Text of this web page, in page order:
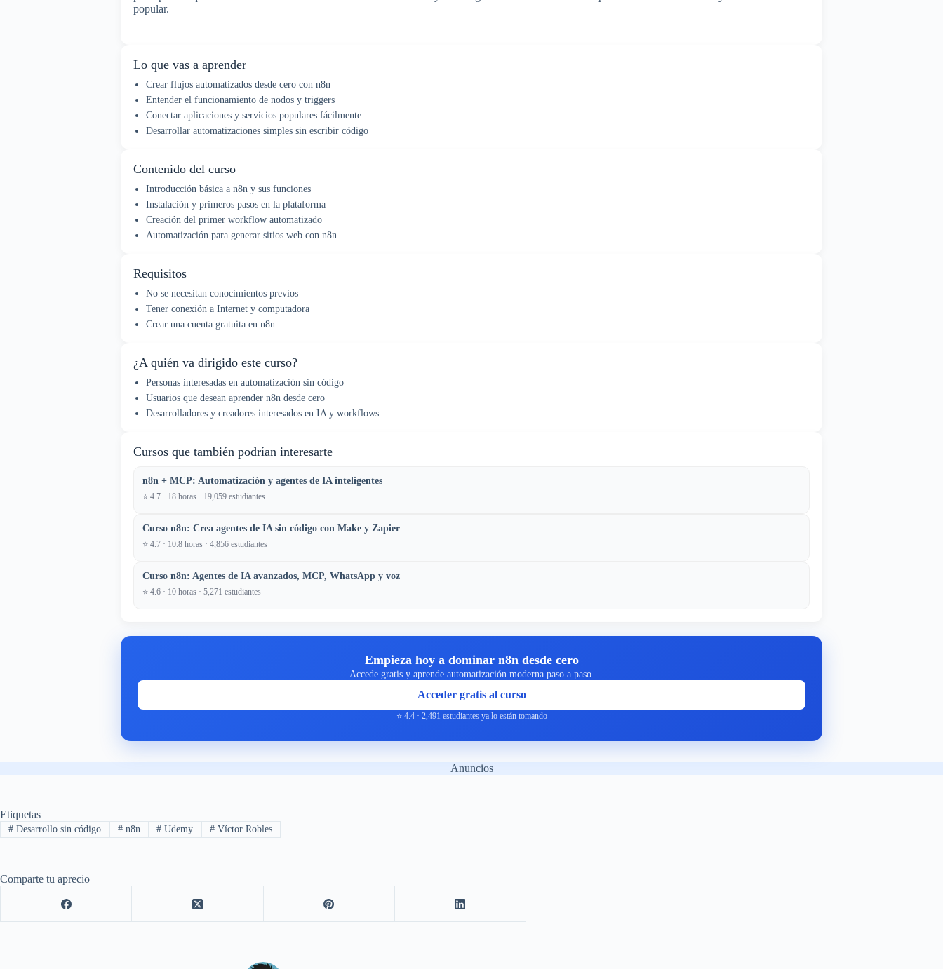
popular.
Lo que vas a aprender
Crear flujos automatizados desde cero con n8n
Entender el funcionamiento de nodos y triggers
Conectar aplicaciones y servicios populares fácilmente
Desarrollar automatizaciones simples sin escribir código
Contenido del curso
Introducción básica a n8n y sus funciones
Instalación y primeros pasos en la plataforma
Creación del primer workflow automatizado
Automatización para generar sitios web con n8n
Requisitos
No se necesitan conocimientos previos
Tener conexión a Internet y computadora
Crear una cuenta gratuita en n8n
¿A quién va dirigido este curso?
Personas interesadas en automatización sin código
Usuarios que desean aprender n8n desde cero
Desarrolladores y creadores interesados en IA y workflows
Cursos que también podrían interesarte
n8n + MCP: Automatización y agentes de IA inteligentes
⭐ 4.7 · 18 horas · 19,059 estudiantes
Curso n8n: Crea agentes de IA sin código con Make y Zapier
⭐ 4.7 · 10.8 horas · 4,856 estudiantes
Curso n8n: Agentes de IA avanzados, MCP, WhatsApp y voz
⭐ 4.6 · 10 horas · 5,271 estudiantes
Empieza hoy a dominar n8n desde cero
Accede gratis y aprende automatización moderna paso a paso.
Acceder gratis al curso
⭐ 4.4 · 2,491 estudiantes ya lo están tomando
Anuncios
Etiquetas
#Desarrollo sin código #n8n # Udemy # Víctor Robles
Comparte tu aprecio